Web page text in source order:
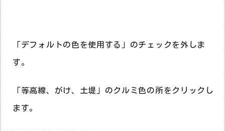
「デフォルトの色を使用する」のチェックを外しま
す。
「等高線、がけ、土堤」のクルミ色の所をクリックし
ます。